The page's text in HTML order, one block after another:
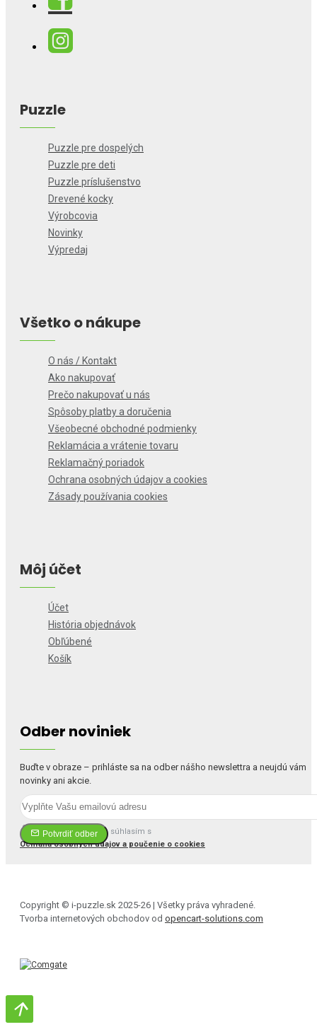
Puzzle
Puzzle pre dospelých
Puzzle pre deti
Puzzle príslušenstvo
Drevené kocky
Výrobcovia
Novinky
Výpredaj
Všetko o nákupe
O nás / Kontakt
Ako nakupovať
Prečo nakupovať u nás
Spôsoby platby a doručenia
Všeobecné obchodné podmienky
Reklamácia a vrátenie tovaru
Reklamačný poriadok
Ochrana osobných údajov a cookies
Zásady používania cookies
Môj účet
Účet
História objednávok
Obľúbené
Košík
Odber noviniek
Buďte v obraze – prihláste sa na odber nášho newslettra a neujdú vám
novinky ani akcie.
Potvrdiť odber
Prečítal(a) som si a súhlasím s
Ochrana osobných údajov a poučenie o cookies
Copyright © i-puzzle.sk 2025-26 | Všetky práva vyhradené.
Tvorba internetových obchodov od opencart-solutions.com